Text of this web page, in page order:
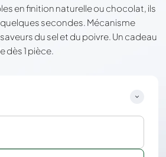
en finition naturelle ou chocolat, ils
secondes. Mécanisme
du sel et du poivre. Un cadeau
1 pièce.